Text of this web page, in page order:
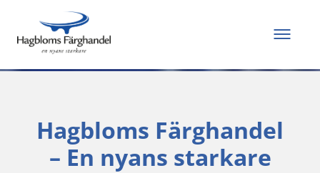
Allt du behöver för
att måla och renovera
Hagbloms Färghandel
– En nyans starkare